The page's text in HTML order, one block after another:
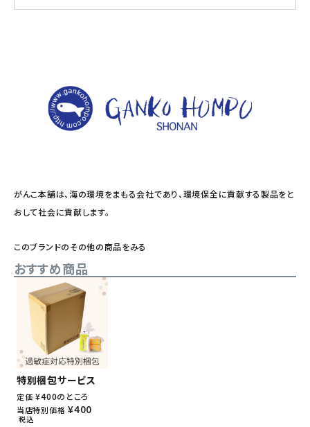
がんこ本舗は、海の環境をまもる会社であり、環境保全に貢献する製品をと
おして社会に貢献します。
このブランドのその他の商品をみる
おすすめ商品
特別梱包サービス
定価 ¥400のところ
当店特別価格 ¥400
税込